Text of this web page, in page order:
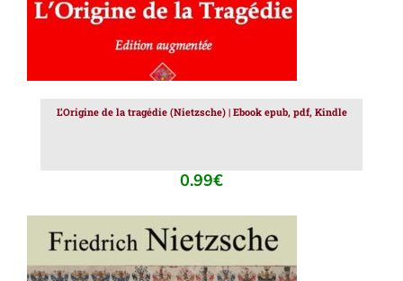
L’Origine de la tragédie (Nietzsche) | Ebook epub, pdf, Kindle
0.99€